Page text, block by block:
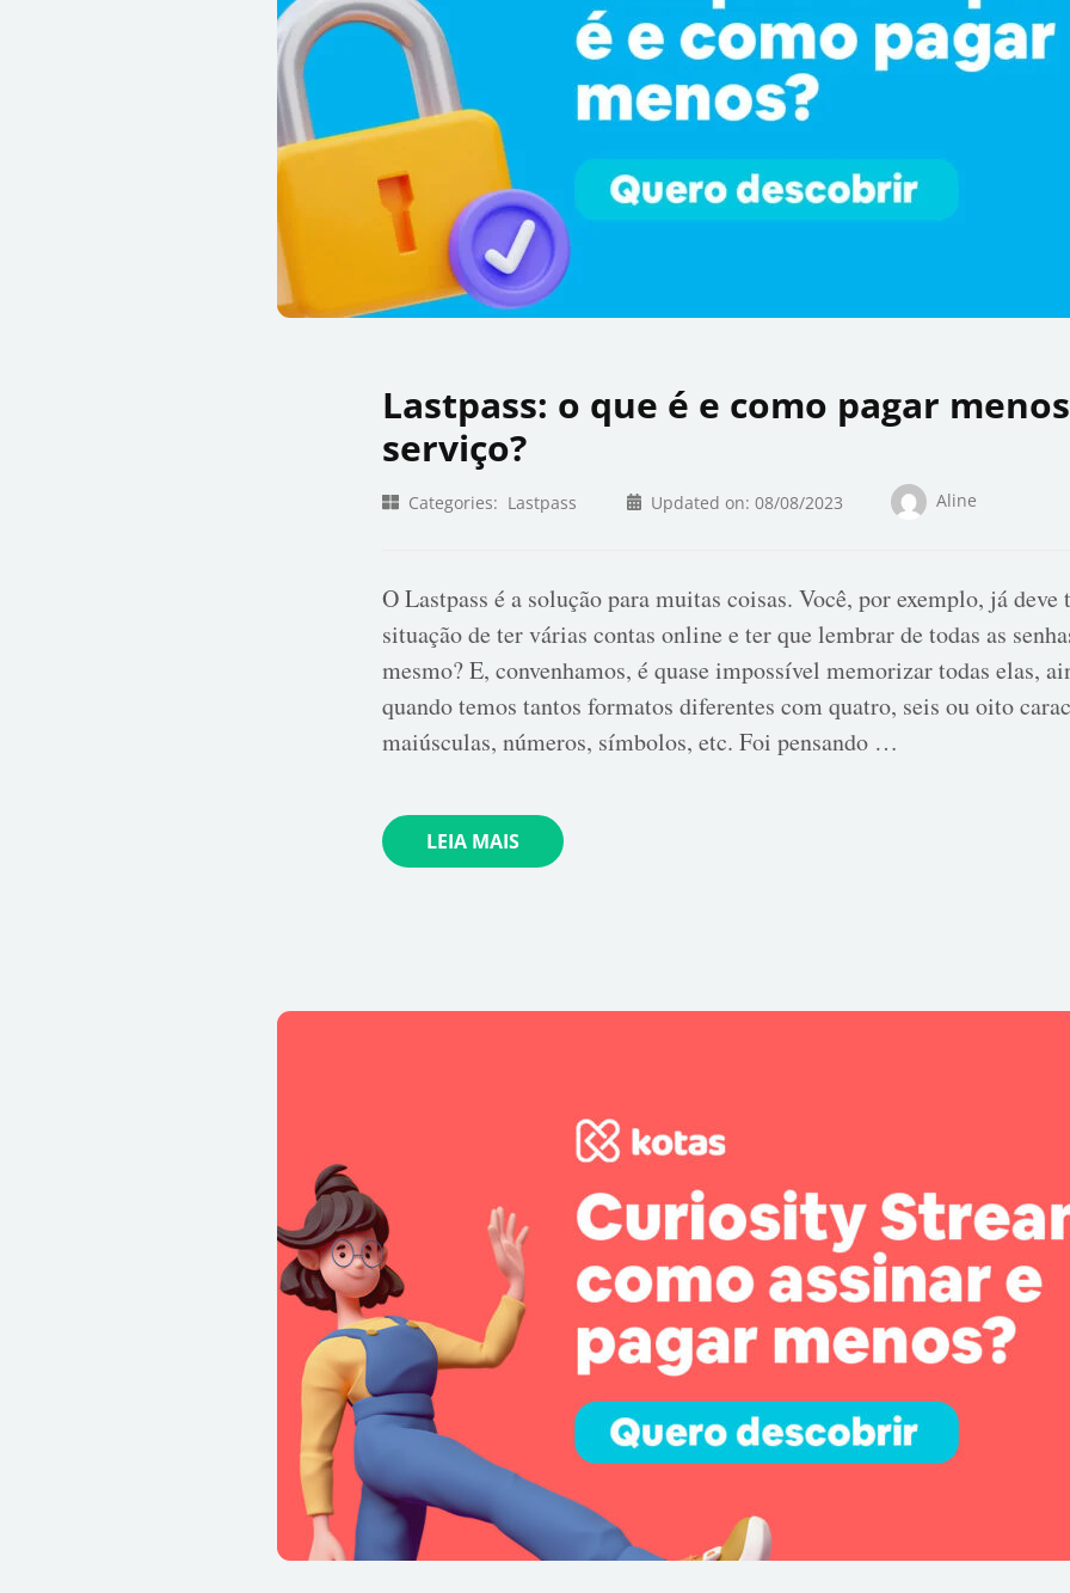
Lastpass: o que é e como pagar
serviço?
Categories: Lastpass Updated on:08/08/2023 Aline
O Lastpass é a solução para muitas coisas. Você, por exemplo, já deve
situação de ter várias contas online e ter que lembrar de todas as
mesmo? E, convenhamos, é quase impossível memorizar todas elas,
quando temos tantos formatos diferentes com quatro, seis ou oito
maiúsculas, números, símbolos, etc. Foi pensando …
LEIA MAIS